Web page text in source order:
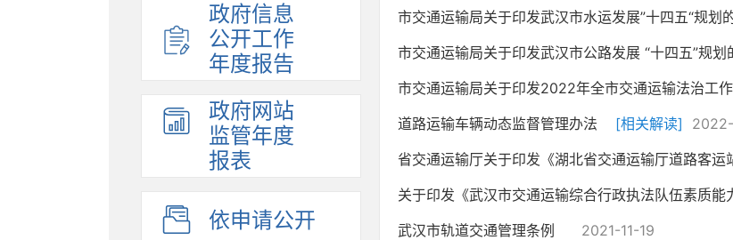
政府信息
公开工作
年度报告
政府网站
监管年度
报表
依申请公开
市交通运输局关于印发武汉市水运发展”十四五“规划
市交通运输局关于印发武汉市公路发展 “十四五”规划
市交通运输局关于印发2022年全市交通运输法治工
道路运输车辆动态监督管理办法
[相关解读]
省交通运输厅关于印发《湖北省交通运输厅道路客运
关于印发《武汉市交通运输综合行政执法队伍素质能
武汉市轨道交通管理条例
2021-11-19